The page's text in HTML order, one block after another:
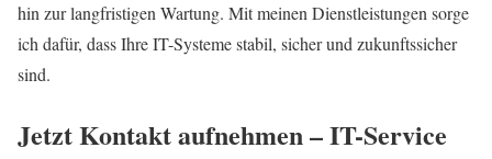
hin zur langfristigen Wartung. Mit meinen Dienstleistungen sorge
ich dafür, dass Ihre IT-Systeme stabil, sicher und zukunftssicher
sind.
Jetzt Kontakt aufnehmen – IT-Service